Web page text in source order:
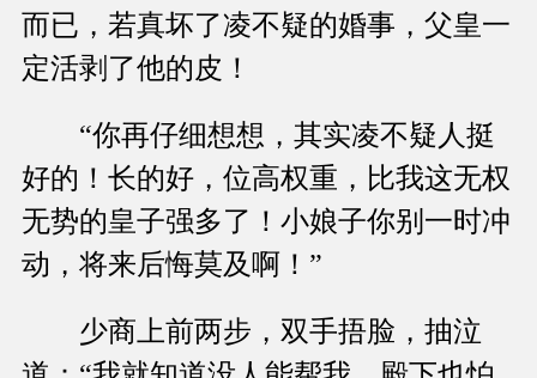
而已，若真坏了凌不疑的婚事，父皇一
定活剥了他的皮！
“你再仔细想想，其实凌不疑人挺
好的！长的好，位高权重，比我这无权
无势的皇子强多了！小娘子你别一时冲
动，将来后悔莫及啊！”
少商上前两步，双手捂脸，抽泣